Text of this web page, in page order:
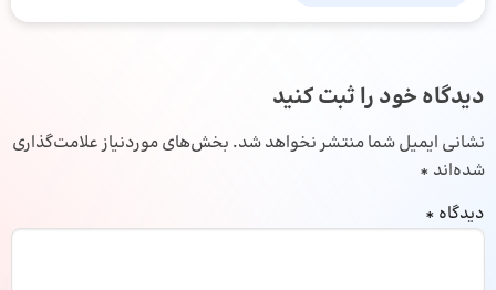
دیدگاه خود را ثبت کنید
نشانی ایمیل شما منتشر نخواهد شد. بخش‌های موردنیاز علامت‌گذاری
شده‌اند *
دیدگاه *